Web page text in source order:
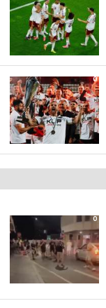
0
0